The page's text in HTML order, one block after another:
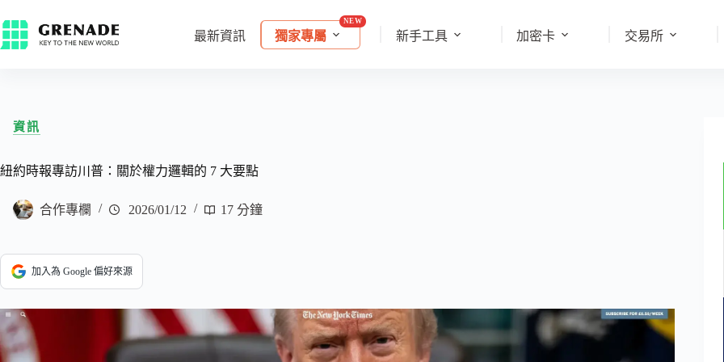
最新資訊 獨家專屬 新手工具 加密卡 交易所
資訊
紐約時報專訪川普：關於權力邏輯的 7 大要點
合作專欄 2026/01/12 17 分鐘
加入為 Google 偏好來源